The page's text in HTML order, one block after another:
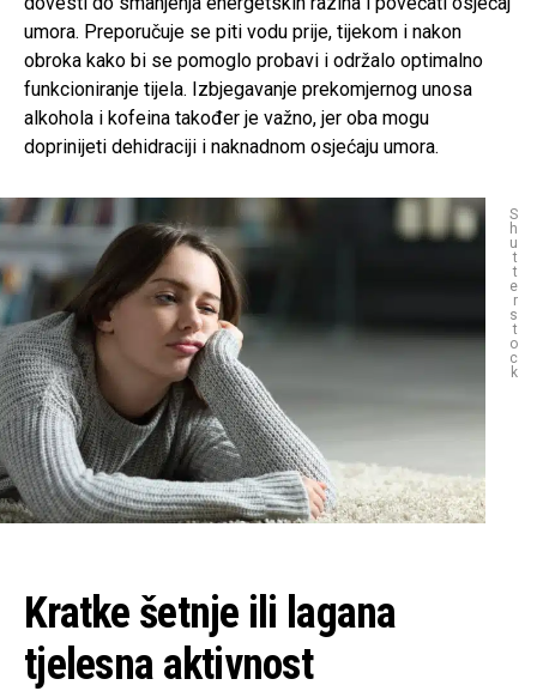
umora. Preporučuje se piti vodu prije, tijekom i nakon
obroka kako bi se pomoglo probavi i održalo optimalno
funkcioniranje tijela. Izbjegavanje prekomjernog unosa
alkohola i kofeina također je važno, jer oba mogu
doprinijeti dehidraciji i naknadnom osjećaju umora.
S
h
u
t
t
e
r
s
t
o
c
k
Kratke šetnje ili lagana
tjelesna aktivnost